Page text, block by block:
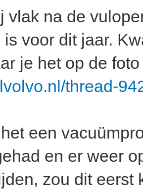
vlak na de
is voor dit jaar.
je het op de
thread-
een
en er weer
zou dit eerst